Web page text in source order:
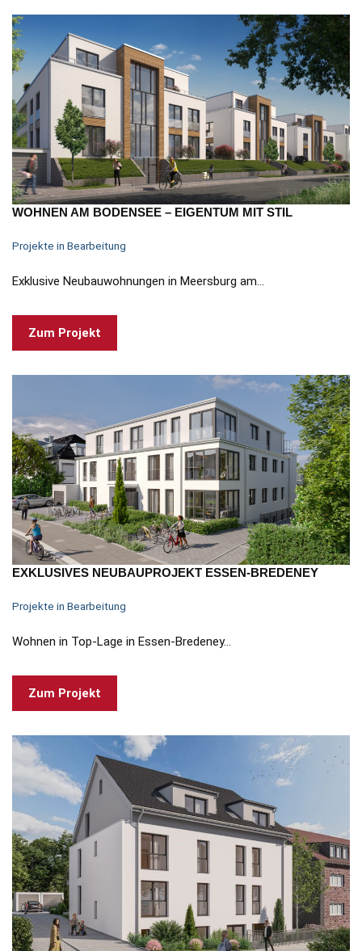
WOHNEN AM BODENSEE – EIGENTUM MIT STIL
Projekte in Bearbeitung
Exklusive Neubauwohnungen in Meersburg am…
Zum Projekt
EXKLUSIVES NEUBAUPROJEKT ESSEN-BREDENEY
Projekte in Bearbeitung
Wohnen in Top-Lage in Essen-Bredeney…
Zum Projekt